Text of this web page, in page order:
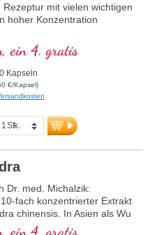
Rezeptur mit vielen wichtigen
hoher Konzentration
ein 4. gratis
Kapseln
€/Kapsel)
Dr. med. Michalzik:
fach konzentrierter Extrakt
chinensis. In Asien als Wu
der 5 Energien) bekannt,
ein 4. gratis